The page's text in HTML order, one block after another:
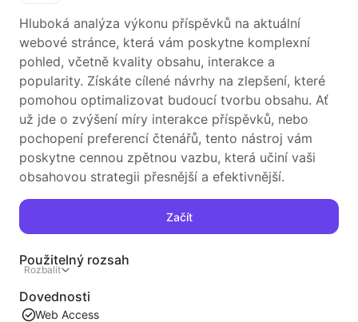
Hluboká analýza výkonu příspěvků na aktuální
webové stránce, která vám poskytne komplexní
pohled, včetně kvality obsahu, interakce a
popularity. Získáte cílené návrhy na zlepšení, které
pomohou optimalizovat budoucí tvorbu obsahu. Ať
už jde o zvýšení míry interakce příspěvků, nebo
pochopení preferencí čtenářů, tento nástroj vám
poskytne cennou zpětnou vazbu, která učiní vaši
obsahovou strategii přesnější a efektivnější.
Začít
Použitelný rozsah
Rozbalit
Dovednosti
Web Access